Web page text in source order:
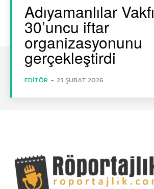
Adıyamanlılar Vakfı
30’uncu iftar
organizasyonunu
gerçekleştirdi
EDITÖR - 23 ŞUBAT 2026